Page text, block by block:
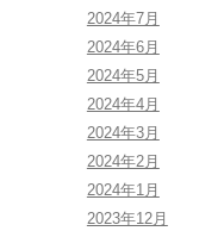
2024年7月
2024年6月
2024年5月
2024年4月
2024年3月
2024年2月
2024年1月
2023年12月